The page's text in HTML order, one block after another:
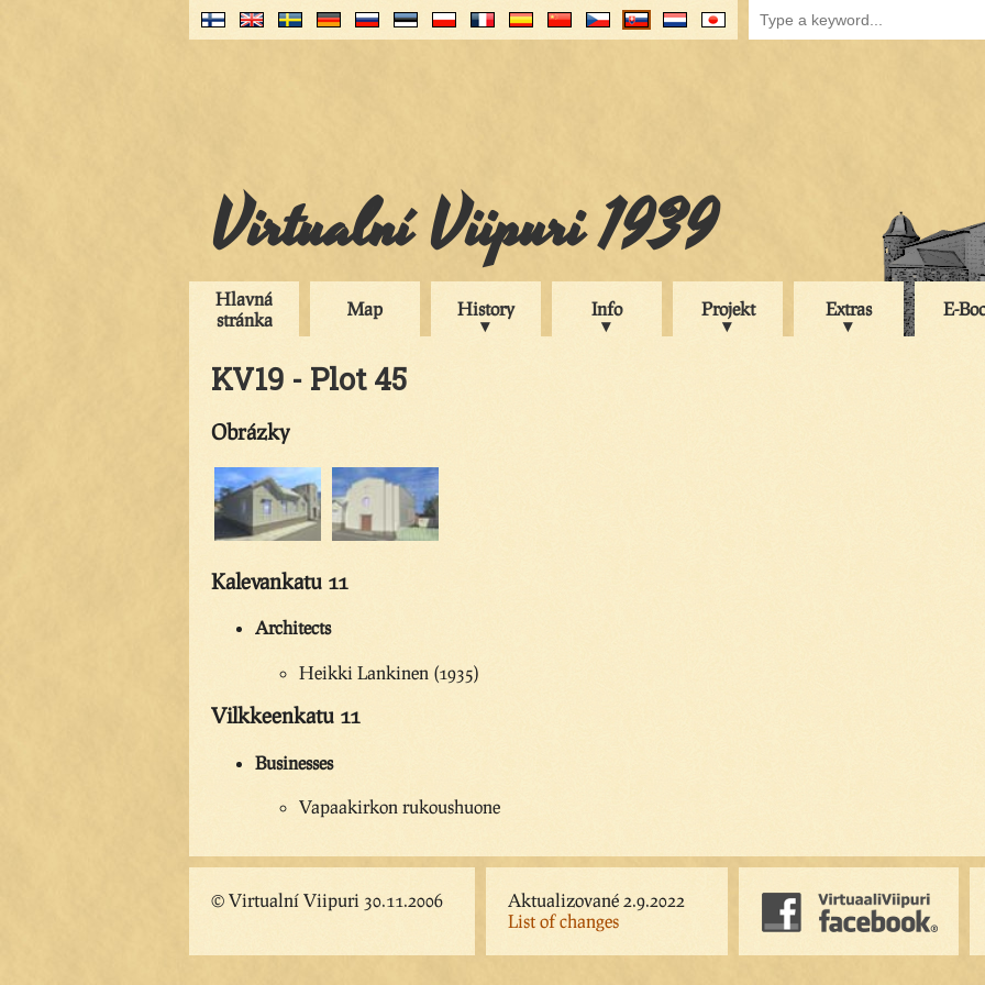
Virtualní Viipuri 1939
Hlavná
stránka
Map History Info Projekt Extras E-
KV19 - Plot 45
Obrázky
Kalevankatu 11
Architects
Heikki Lankinen (1935)
Vilkkeenkatu 11
Businesses
Vapaakirkon rukoushuone
© Virtualní Viipuri 30.11.2006
Aktualizované 2.9.2022
List of changes